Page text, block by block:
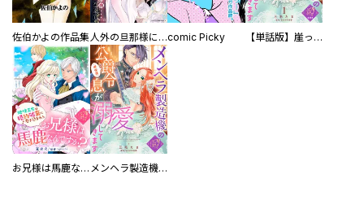
佐伯かよの作品集 人外の旦那様に娶られ毎晩ナカまで愛される…。アンソロジーcomic Picky 【単話版】崖っぷち令嬢ですが、意地と策略で幸せになります！シリーズ
お兄様は馬鹿なんですか？～地味王女は婚約破棄に巻き込まれる～ メンヘラ製造機の公爵令息（過保護）が溺愛してきます